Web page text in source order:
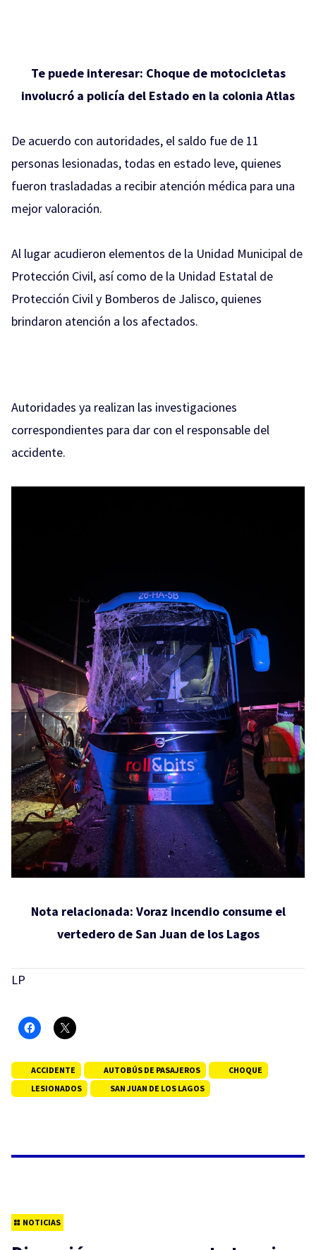
Te puede interesar: Choque de motocicletas
involucró a policía del Estado en la colonia Atlas
De acuerdo con autoridades, el saldo fue de 11
personas lesionadas, todas en estado leve, quienes
fueron trasladadas a recibir atención médica para una
mejor valoración.
Al lugar acudieron elementos de la Unidad Municipal de
Protección Civil, así como de la Unidad Estatal de
Protección Civil y Bomberos de Jalisco, quienes
brindaron atención a los afectados.
Autoridades ya realizan las investigaciones
correspondientes para dar con el responsable del
accidente.
Nota relacionada: Voraz incendio consume el
vertedero de San Juan de los Lagos
LP
ACCIDENTE AUTOBÚS DE PASAJEROS
CHOQUE
LESIONADOS
SAN JUAN DE LOS LAGOS
NOTICIAS